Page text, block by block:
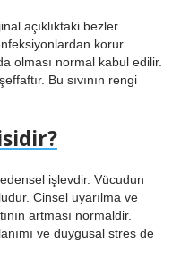
açıklıktaki bezler
korur.
olması normal kabul edilir.
Bu sıvının rengi
işlevdir. Vücudun
Cinsel uyarılma ve
artması normaldir.
ve duygusal stres de